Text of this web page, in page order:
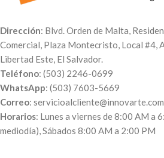
Dirección: Blvd. Orden de Malta,
Comercial, Plaza Montecristo, Local #4,
Libertad Este, El Salvador.
Teléfono: (503) 2246-0699
WhatsApp: (503) 7603-5669
Correo:
Horarios: Lunes a viernes de 8:00 AM a
mediodía), Sábados 8:00 AM a 2:00 PM